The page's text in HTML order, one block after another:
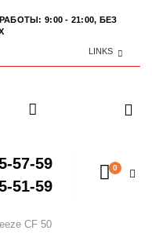
9:00 - 21:00, БЕЗ
LINKS
57-59
51-59
0
CF 50